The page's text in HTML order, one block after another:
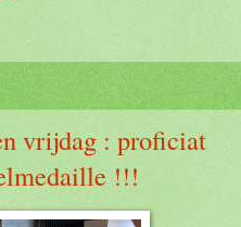
vrijdag : proficiat
!!!